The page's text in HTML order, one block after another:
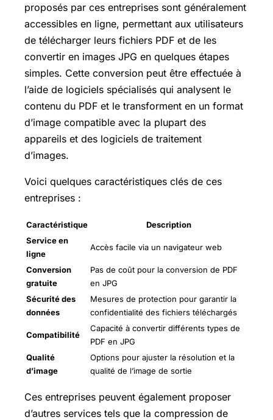
proposés par ces entreprises sont généralement
accessibles en ligne, permettant aux utilisateurs
de télécharger leurs fichiers PDF et de les
convertir en images JPG en quelques étapes
simples. Cette conversion peut être effectuée à
l’aide de logiciels spécialisés qui analysent le
contenu du PDF et le transforment en un format
d’image compatible avec la plupart des
appareils et des logiciels de traitement
d’images.
Voici quelques caractéristiques clés de ces
entreprises :
Caractéristique
Description
Service en
ligne
Accès facile via un navigateur web
Conversion
gratuite
Pas de coût pour la conversion de PDF
en JPG
Sécurité des
données
Mesures de protection pour garantir la
confidentialité des fichiers téléchargés
Compatibilité
Capacité à convertir différents types de
PDF en JPG
Qualité
d’image
Options pour ajuster la résolution et la
qualité de l’image de sortie
Ces entreprises peuvent également proposer
d’autres services tels que la compression de